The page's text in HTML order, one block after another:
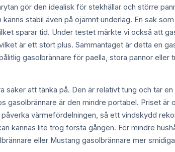
gör den idealisk för stekhällar och större
stabil även på ojämnt underlag. En sak
sparar tid. Under testet märkte vi också att
är ett stort plus. Sammantaget är detta en
gasolbrännare för paella, stora pannor
att tänka på. Den är relativt tung och tar
är den mindre portabel. Priset är
värmefördelningen, så ett vindskydd
lite trög första gången. För mindre
eller Mustang gasolbrännare mer